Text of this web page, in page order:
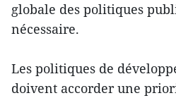
globale des politiques
nécessaire.
Les politiques de
doivent accorder une